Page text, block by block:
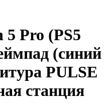
5 Pro (PS5
(синий
PULSE
станция